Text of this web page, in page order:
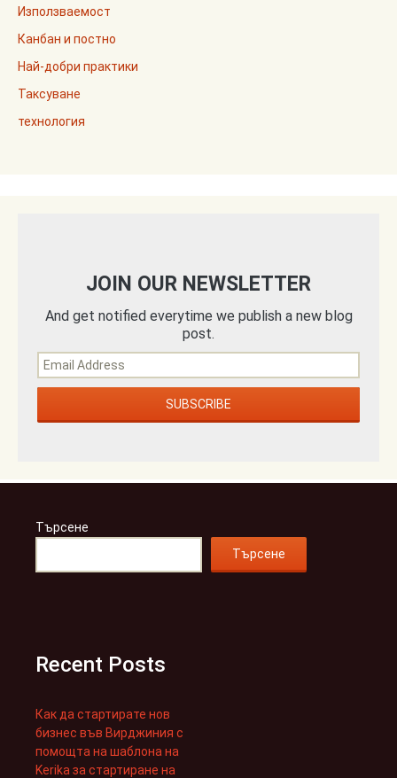
Използваемост
Канбан и постно
Най-добри практики
Таксуване
технология
JOIN OUR NEWSLETTER
And get notified everytime we publish a new blog
post.
Търсене
Търсене
Recent Posts
Как да стартирате нов
бизнес във Вирджиния с
помощта на шаблона на
Kerika за стартиране на